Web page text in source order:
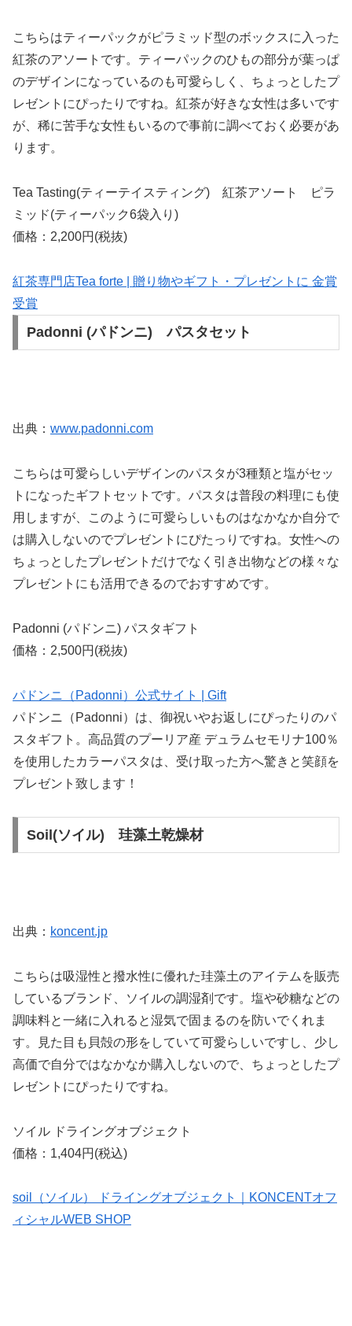
こちらはティーパックがピラミッド型のボックスに入った
紅茶のアソートです。ティーパックのひもの部分が葉っぱ
のデザインになっているのも可愛らしく、ちょっとしたプ
レゼントにぴったりですね。紅茶が好きな女性は多いです
が、稀に苦手な女性もいるので事前に調べておく必要があ
ります。
Tea Tasting(ティーテイスティング) 紅茶アソート ピラ
ミッド(ティーパック6袋入り)
価格：2,200円(税抜)
紅茶専門店Tea forte | 贈り物やギフト・プレゼントに 金賞
受賞
Padonni (パドンニ) パスタセット
出典： www.padonni.com
こちらは可愛らしいデザインのパスタが3種類と塩がセッ
トになったギフトセットです。パスタは普段の料理にも使
用しますが、このように可愛らしいものはなかなか自分で
は購入しないのでプレゼントにぴたっりですね。女性への
ちょっとしたプレゼントだけでなく引き出物などの様々な
プレゼントにも活用できるのでおすすめです。
Padonni (パドンニ) パスタギフト
価格：2,500円(税抜)
パドンニ（Padonni）公式サイト | Gift
パドンニ（Padonni）は、御祝いやお返しにぴったりのパ
スタギフト。高品質のプーリア産 デュラムセモリナ100％
を使用したカラーパスタは、受け取った方へ驚きと笑顔を
プレゼント致します！
Soil(ソイル) 珪藻土乾燥材
出典： koncent.jp
こちらは吸湿性と撥水性に優れた珪藻土のアイテムを販売
しているブランド、ソイルの調湿剤です。塩や砂糖などの
調味料と一緒に入れると湿気で固まるのを防いでくれま
す。見た目も貝殻の形をしていて可愛らしいですし、少し
高価で自分ではなかなか購入しないので、ちょっとしたプ
レゼントにぴったりですね。
ソイル ドライングオブジェクト
価格：1,404円(税込)
soil（ソイル） ドライングオブジェクト｜KONCENTオフ
ィシャルWEB SHOP